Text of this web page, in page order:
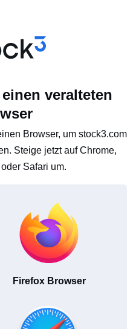
veralteten
Browser, um stock3.com
Steige jetzt auf Chrome,
Safari um.
Firefox Browser